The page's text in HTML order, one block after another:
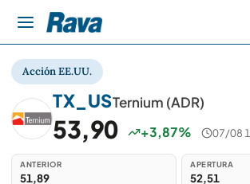
Acción EE.UU.
TX_USTernium (ADR)
53,90 +3,87% 07/08
ANTERIOR
51,89
APERTURA
52,51